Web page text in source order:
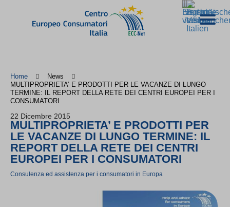
Home
News
MULTIPROPRIETA’ E PRODOTTI PER LE VACANZE DI LUNGO
TERMINE: IL REPORT DELLA RETE DEI CENTRI EUROPEI PER I
CONSUMATORI
22 Dicembre 2015
MULTIPROPRIETA’ E PRODOTTI PER
LE VACANZE DI LUNGO TERMINE: IL
REPORT DELLA RETE DEI CENTRI
EUROPEI PER I CONSUMATORI
Consulenza ed assistenza per i consumatori in Europa